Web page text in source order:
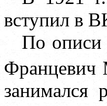
вступил в
По описи
Францевич
занимался